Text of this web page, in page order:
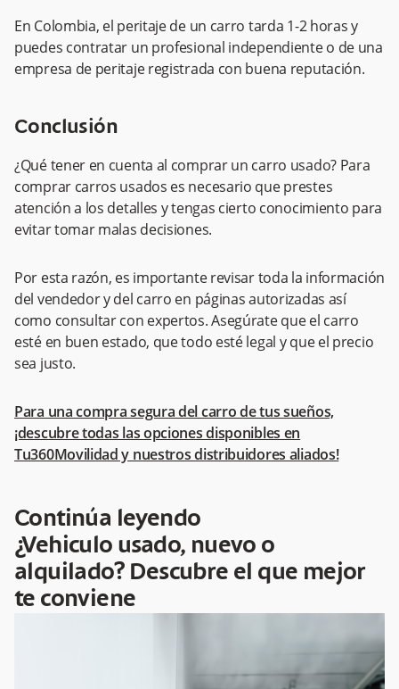
En Colombia, el peritaje de un carro tarda 1-2 horas y
puedes contratar un profesional independiente o de una
empresa de peritaje registrada con buena reputación.
Conclusión
¿Qué tener en cuenta al comprar un carro usado? Para
comprar carros usados es necesario que prestes
atención a los detalles y tengas cierto conocimiento para
evitar tomar malas decisiones.
Por esta razón, es importante revisar toda la información
del vendedor y del carro en páginas autorizadas así
como consultar con expertos. Asegúrate que el carro
esté en buen estado, que todo esté legal y que el precio
sea justo.
Para una compra segura del carro de tus sueños,
¡descubre todas las opciones disponibles en
Tu360Movilidad y nuestros distribuidores aliados!
Continúa leyendo
¿Vehiculo usado, nuevo o
alquilado? Descubre el que mejor
te conviene